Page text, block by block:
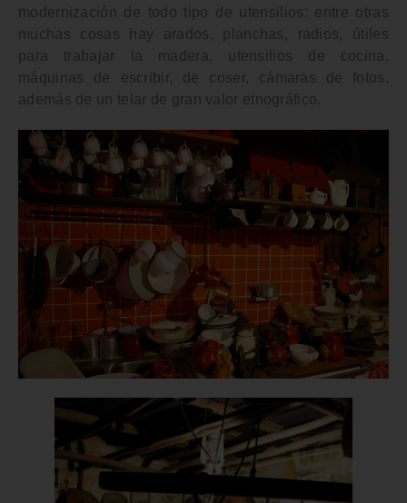
modernización de todo tipo de utensilios : entre otras
muchas cosas hay arados, planchas, radios, útiles
para trabajar la madera, utensilios de cocina,
máquinas de escribir, de coser, cámaras de fotos,
además de un telar de gran valor etnográfico.